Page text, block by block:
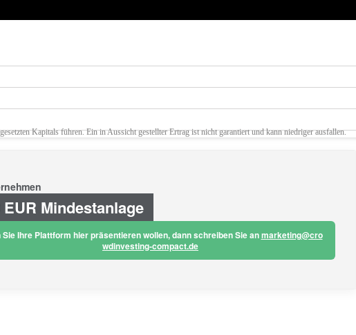
Kapitals führen. Ein in Aussicht gestellter Ertrag ist nicht garantiert und kann niedriger ausfallen.
EUR Mindestanlage
Sie Ihre Plattform hier präsentieren wollen, dann schreiben Sie anmarketing@cro
wdinvesting-compact.de